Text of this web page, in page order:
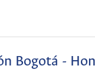
Bogotá -